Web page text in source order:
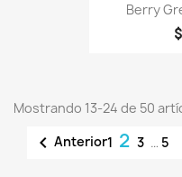
Berry
Mostrando 13-24 de 50
 Anterior1 2 3 … 5